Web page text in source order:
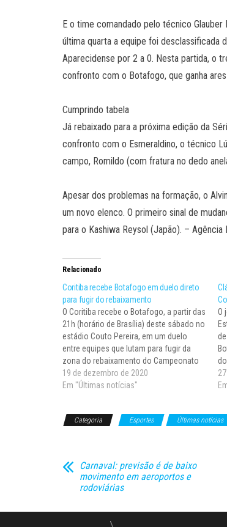
E o time comandado pelo técnico
última quarta a equipe foi desclassificada
Aparecidense por 2 a 0. Nesta partida, o
confronto com o Botafogo, que ganha
Cumprindo tabela
Já rebaixado para a próxima edição da
confronto com o Esmeraldino, o técnico
campo, Romildo (com fratura no dedo
Apesar dos problemas na formação, o
um novo elenco. O primeiro sinal de
para o Kashiwa Reysol (Japão). – Agência
Relacionado
Coritiba recebe Botafogo em duelo direto
para fugir do rebaixamento
O Coritiba recebe o Botafogo, a partir das
21h (horário de Brasília) deste sábado no
estádio Couto Pereira, em um duelo
entre equipes que lutam para fugir da
zona do rebaixamento do Campeonato
Brasileiro. O Coxa chega à partida válida
pela 26ª rodada ocupando a 18ª posição
19 de dezembro de 2020
Em "Últimas notícias"
O
Categoria Esportes Últimas notícias
Carnaval: previsão é de baixo
movimento em aeroportos e
rodoviárias